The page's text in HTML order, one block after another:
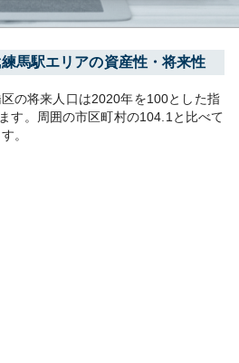
馬駅エリアの資産性・将来性
の将来人口は2020年を100とした指
す。 周囲の市区町村の104.1 と比べて
。